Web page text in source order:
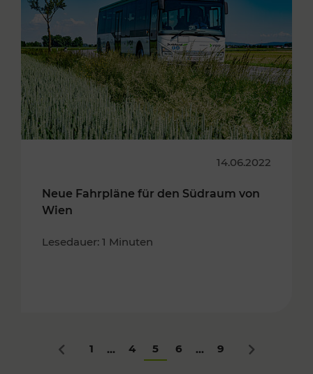
14.06.2022
Neue Fahrpläne für den Südraum von
Wien
Lesedauer: 1 Minuten
Zurück
1 ... 4 5 6 ... 9 Nächstes